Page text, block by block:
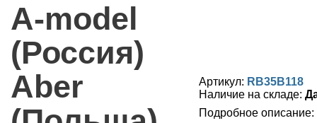
A-model
(Россия)
Aber
Артикул: RB35B118
Наличие на складе:
Подробное описание: